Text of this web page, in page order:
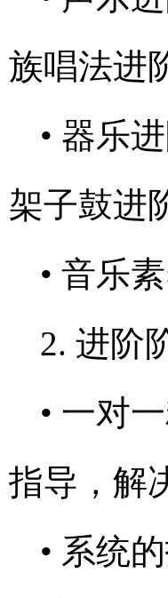
族唱法进
• 器乐
架子鼓进
• 音乐
2. 进阶
• 一对
指导，解
• 系统